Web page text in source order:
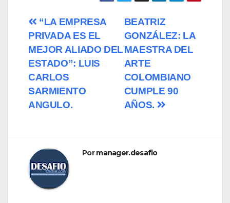
BEATRIZ
GONZÁLEZ: LA
MAESTRA DEL
ARTE
COLOMBIANO
CUMPLE 90
AÑOS.
“LA EMPRESA
PRIVADA ES EL
MEJOR ALIADO DEL
ESTADO”: LUIS
CARLOS
SARMIENTO
ANGULO.
Pormanager.desafio